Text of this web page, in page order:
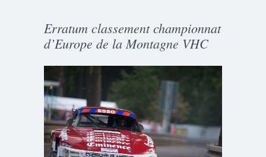
Erratum classement championnat
d’Europe de la Montagne VHC